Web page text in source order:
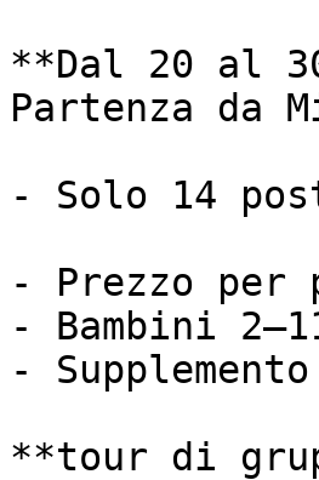
**Dal 20 al
Partenza da
- Solo 14
- Prezzo per
- Bambini
-
**tour di